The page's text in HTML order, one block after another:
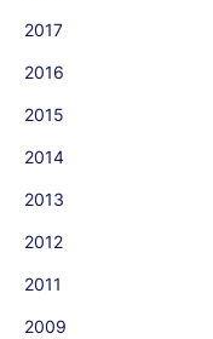
2017
2016
2015
2014
2013
2012
2011
2009